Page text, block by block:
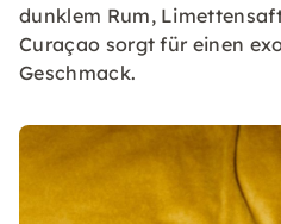
dunklem Rum,
Curaçao sorgt für einen
Geschmack.